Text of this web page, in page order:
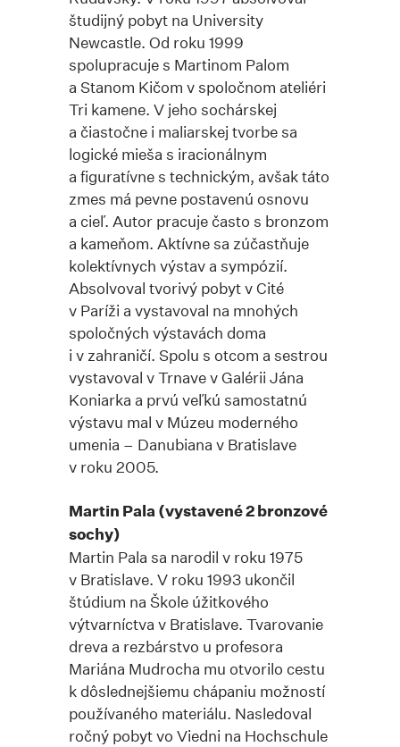
študijný pobyt na University
Newcastle. Od roku 1999
spolupracuje s Martinom Palom
a Stanom Kičom v spoločnom ateliéri
Tri kamene. V jeho sochárskej
a čiastočne i maliarskej tvorbe sa
logické mieša s iracionálnym
a figuratívne s technickým, avšak táto
zmes má pevne postavenú osnovu
a cieľ. Autor pracuje často s bronzom
a kameňom. Aktívne sa zúčastňuje
kolektívnych výstav a sympózií.
Absolvoval tvorivý pobyt v Cité
v Paríži a vystavoval na mnohých
spoločných výstavách doma
i v zahraničí. Spolu s otcom a sestrou
vystavoval v Trnave v Galérii Jána
Koniarka a prvú veľkú samostatnú
výstavu mal v Múzeu moderného
umenia – Danubiana v Bratislave
v roku 2005.
Martin Pala (vystavené 2 bronzové
sochy)
Martin Pala sa narodil v roku 1975
v Bratislave. V roku 1993 ukončil
štúdium na Škole úžitkového
výtvarníctva v Bratislave. Tvarovanie
dreva a rezbárstvo u profesora
Mariána Mudrocha mu otvorilo cestu
k dôslednejšiemu chápaniu možností
používaného materiálu. Nasledoval
ročný pobyt vo Viedni na Hochschule